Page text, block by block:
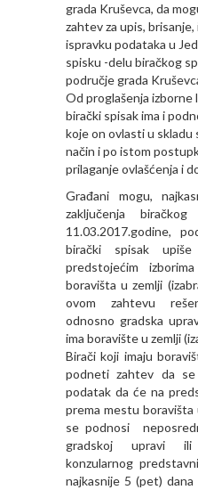
grada Kruševca, da
zahtev za upis,
ispravku podataka u
spisku -delu biračkog
područje grada
Od proglašenja izborne
birački spisak ima i
koje on ovlasti u skladu
način i po istom
prilaganje ovlašćenja i
Građani mogu,
zaključenja
11.03.2017.godine,
birački spisak
predstojećim
boravišta u zemlji
ovom zahtevu
odnosno gradska
ima boravište u zemlji
Birači koji imaju
podneti zahtev da
podatak da će na
prema mestu
se podnosi
gradskoj upravi ili
konzularnog
najkasnije 5 (pet)